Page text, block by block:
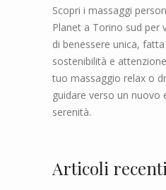
Scopri i massaggi
Planet a Torino sud per
di benessere unica,
sostenibilità e
tuo massaggio relax o
guidare verso un nuovo
serenità.
Articoli recenti